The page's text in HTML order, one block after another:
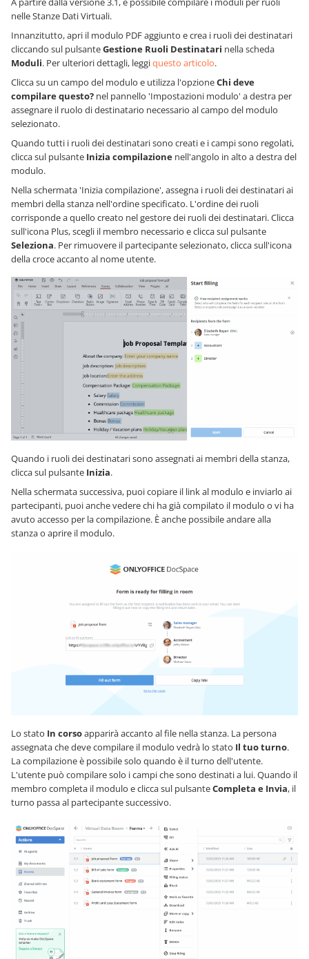
nelle Stanze Dati Virtuali.
Innanzitutto, apri il modulo PDF aggiunto e crea i ruoli dei destinatari
cliccando sul pulsanteGestione Ruoli Destinatari nella scheda
Moduli. Per ulteriori dettagli, leggiquesto articolo.
Clicca su un campo del modulo e utilizza l'opzioneChi deve
compilare questo? nel pannello 'Impostazioni modulo' a destra per
assegnare il ruolo di destinatario necessario al campo del modulo
selezionato.
Quando tutti i ruoli dei destinatari sono creati e i campi sono regolati,
clicca sul pulsante Inizia compilazione nell'angolo in alto a destra del
modulo.
Nella schermata 'Inizia compilazione', assegna i ruoli dei destinatari ai
membri della stanza nell'ordine specificato. L'ordine dei ruoli
corrisponde a quello creato nel gestore dei ruoli dei destinatari. Clicca
sull'icona Plus, scegli il membro necessario e clicca sul pulsante
Seleziona. Per rimuovere il partecipante selezionato, clicca sull'icona
della croce accanto al nome utente.
Quando i ruoli dei destinatari sono assegnati ai membri della stanza,
clicca sul pulsante Inizia.
Nella schermata successiva, puoi copiare il link al modulo e inviarlo ai
partecipanti, puoi anche vedere chi ha già compilato il modulo o vi ha
avuto accesso per la compilazione. È anche possibile andare alla
stanza o aprire il modulo.
Lo stato In corsoapparirà accanto al file nella stanza. La persona
assegnata che deve compilare il modulo vedrà lo stato Il tuo turno.
La compilazione è possibile solo quando è il turno dell'utente.
L'utente può compilare solo i campi che sono destinati a lui. Quando il
membro completa il modulo e clicca sul pulsanteCompleta e Invia, il
turno passa al partecipante successivo.